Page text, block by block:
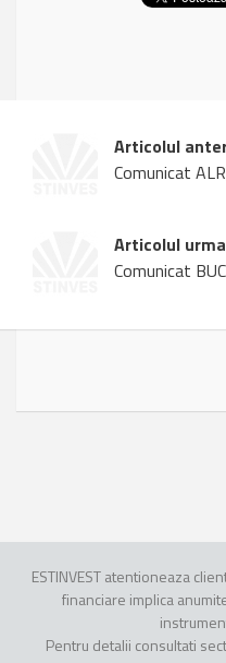
Articolul
Comunicat
Articolul
Comunicat
ESTINVEST atentioneaza
financiare implica
Pentru detalii consultati